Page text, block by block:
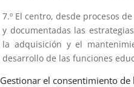
Gestionar el consentimiento de
7.º El centro, desde procesos
y documentadas las
la adquisición y el
desarrollo de las funciones
8.º El centro tiene